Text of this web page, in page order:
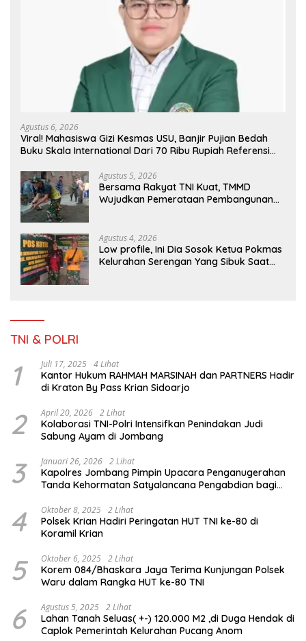
Agustus 6, 2026
Viral! Mahasiswa Gizi Kesmas USU, Banjir Pujian Bedah
Buku Skala International Dari 70 Ribu Rupiah Referensi
Agustus 5, 2026
Bersama Rakyat TNI Kuat, TMMD
Wujudkan Pemerataan Pembangunan
Agustus 4, 2026
Low profile, Ini Dia Sosok Ketua Pokmas
Kelurahan Serengan Yang Sibuk Saat
TNI & POLRI
1 Juli 17, 2025 4 Lihat
Kantor Hukum RAHMAH MARSINAH dan PARTNERS Hadir
di Kraton By Pass Krian Sidoarjo
2 April 20, 2026 2 Lihat
Kolaborasi TNI-Polri Intensifkan Penindakan Judi
Sabung Ayam di Jombang
3 Januari 26, 2026 2 Lihat
Kapolres Jombang Pimpin Upacara Penganugerahan
Tanda Kehormatan Satyalancana Pengabdian bagi
4 Oktober 8, 2025 2 Lihat
Polsek Krian Hadiri Peringatan HUT TNI ke-80 di
Koramil Krian
5 Oktober 6, 2025 2 Lihat
Korem 084/Bhaskara Jaya Terima Kunjungan Polsek
6 Agustus 5, 2025 2 Lihat
Lahan Tanah Seluas( +-) 120.000 M2 ,di Duga Hendak di
Caplok Pemerintah Kelurahan Pucang Anom